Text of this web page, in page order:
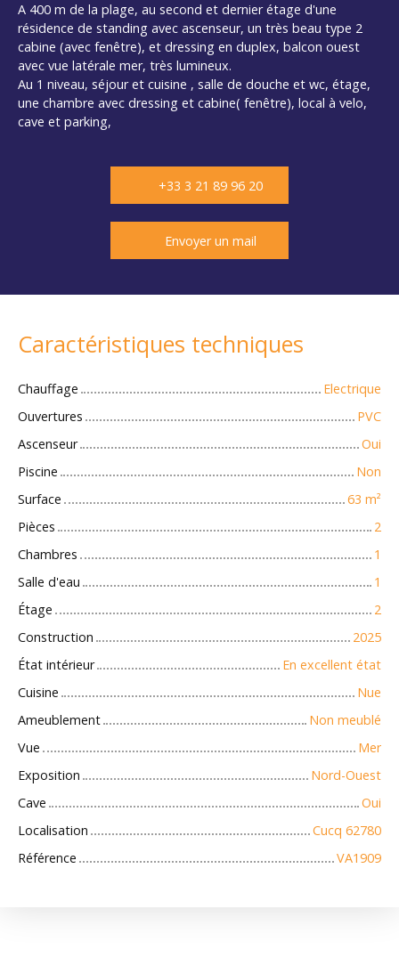
A 400 m de la plage, au second et dernier étage d'une
résidence de standing avec ascenseur, un très beau type 2
cabine (avec fenêtre), et dressing en duplex, balcon ouest
avec vue latérale mer, très lumineux.
Au 1 niveau, séjour et cuisine , salle de douche et wc, étage,
une chambre avec dressing et cabine( fenêtre), local à velo,
cave et parking,
+33 3 21 89 96 20
Envoyer un mail
Caractéristiques techniques
Chauffage
Electrique
Ouvertures
PVC
Ascenseur
Oui
Piscine
Non
Surface
63 m²
Pièces
2
Chambres
1
Salle d'eau
1
Étage
2
Construction
2025
État intérieur
En excellent état
Cuisine
Nue
Ameublement
Non meublé
Vue
Mer
Exposition
Nord-Ouest
Cave
Oui
Localisation
Cucq 62780
Référence
VA1909